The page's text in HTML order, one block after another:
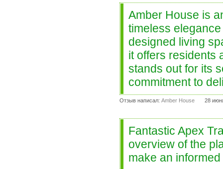
Amber House is
timeless
designed living
it offers residents
stands out for its
commitment to
Отзыв написал: Amber House 28
Fantastic Apex
overview of the
make an